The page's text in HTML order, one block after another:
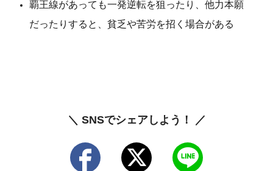
覇王線があっても一発逆転を狙ったり、他力本願
だったりすると、貧乏や苦労を招く場合がある
＼ SNSでシェアしよう！ ／